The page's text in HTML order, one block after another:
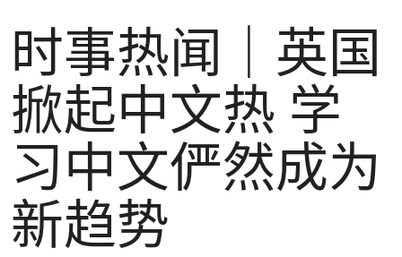
时事热闻｜英国
掀起中文热 学
习中文俨然成为
新趋势